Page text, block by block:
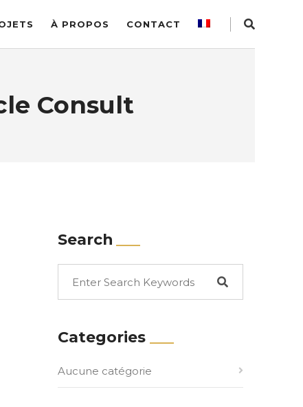
À PROPOS CONTACT
Consult
Search
Categories
Aucune catégorie